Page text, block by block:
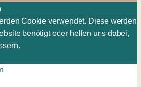
Cookie verwendet. Diese werden
benötigt oder helfen uns dabei,